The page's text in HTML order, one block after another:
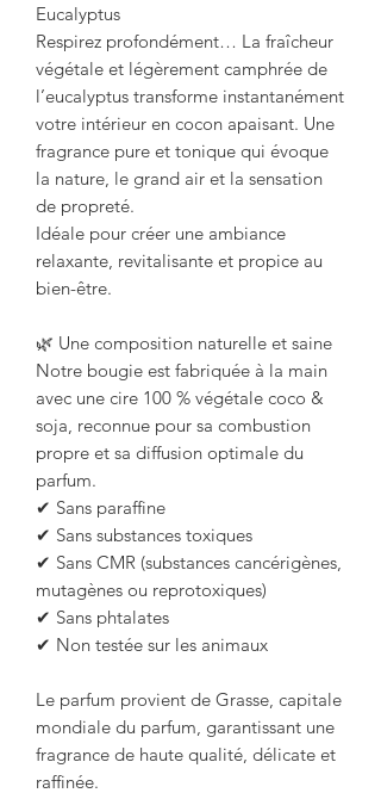
Eucalyptus
Respirez profondément… La fraîcheur
végétale et légèrement camphrée de
l’eucalyptus transforme instantanément
votre intérieur en cocon apaisant. Une
fragrance pure et tonique qui évoque
la nature, le grand air et la sensation
de propreté.
Idéale pour créer une ambiance
relaxante, revitalisante et propice au
bien-être.
🌿 Une composition naturelle et saine
Notre bougie est fabriquée à la main
avec une cire 100 % végétale coco &
soja, reconnue pour sa combustion
propre et sa diffusion optimale du
parfum.
✔ Sans paraffine
✔ Sans substances toxiques
✔ Sans CMR (substances cancérigènes,
mutagènes ou reprotoxiques)
✔ Sans phtalates
✔ Non testée sur les animaux
Le parfum provient de Grasse, capitale
mondiale du parfum, garantissant une
fragrance de haute qualité, délicate et
raffinée.